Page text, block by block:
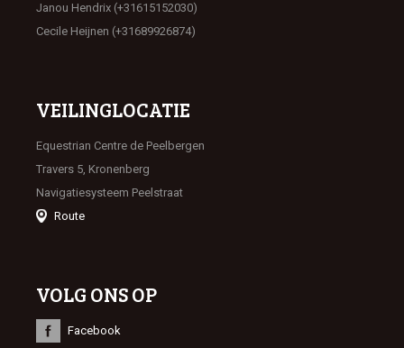
Janou Hendrix (+31615152030)
Cecile Heijnen (+31689926874)
VEILINGLOCATIE
Equestrian Centre de Peelbergen
Travers 5, Kronenberg
Navigatiesysteem Peelstraat
Route
VOLG ONS OP
Facebook